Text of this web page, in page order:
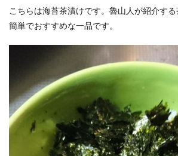
こちらは海苔茶漬けです。魯山人が紹介す
簡単でおすすめな一品です。